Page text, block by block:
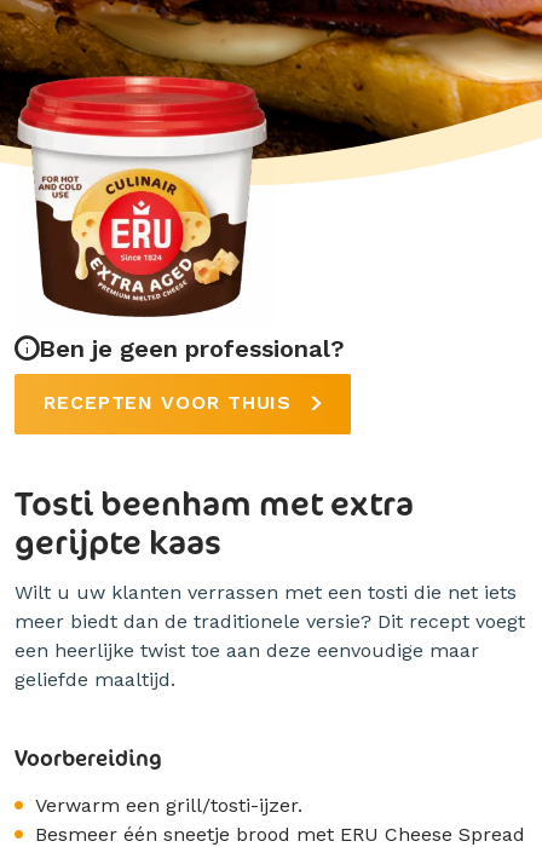
Ben je geen professional?
RECEPTEN VOOR THUIS
Tosti beenham met extra
gerijpte kaas
Wilt u uw klanten verrassen met een tosti die net iets
meer biedt dan de traditionele versie? Dit recept voegt
een heerlijke twist toe aan deze eenvoudige maar
geliefde maaltijd.
Voorbereiding
Verwarm een grill/tosti-ijzer.
Besmeer één sneetje brood met ERU Cheese Spread